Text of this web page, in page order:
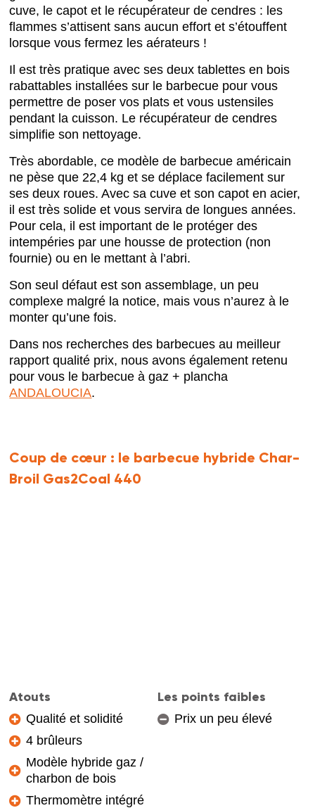
cuve, le capot et le récupérateur de cendres : les
flammes s’attisent sans aucun effort et s’étouffent
lorsque vous fermez les aérateurs !
Il est très pratique avec ses deux tablettes en bois
rabattables installées sur le barbecue pour vous
permettre de poser vos plats et vous ustensiles
pendant la cuisson. Le récupérateur de cendres
simplifie son nettoyage.
Très abordable, ce modèle de barbecue américain
ne pèse que 22,4 kg et se déplace facilement sur
ses deux roues. Avec sa cuve et son capot en acier,
il est très solide et vous servira de longues années.
Pour cela, il est important de le protéger des
intempéries par une housse de protection (non
fournie) ou en le mettant à l’abri.
Son seul défaut est son assemblage, un peu
complexe malgré la notice, mais vous n’aurez à le
monter qu’une fois.
Dans nos recherches des barbecues au meilleur
rapport qualité prix, nous avons également retenu
pour vous le barbecue à gaz + plancha
ANDALOUCIA.
Coup de cœur : le barbecue hybride Char-
Broil Gas2Coal 440
Atouts
Qualité et solidité
4 brûleurs
Modèle hybride gaz /
charbon de bois
Thermomètre intégré
Les points faibles
Prix un peu élevé